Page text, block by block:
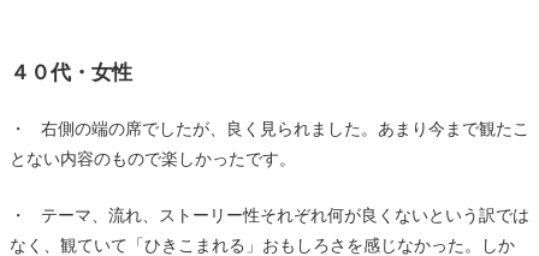
４０代・女性
・ 右側の端の席でしたが、良く見られました。あまり今まで観たこ
とない内容のもので楽しかったです。
・ テーマ、流れ、ストーリー性それぞれ何が良くないという訳では
なく、観ていて「ひきこまれる」おもしろさを感じなかった。しか